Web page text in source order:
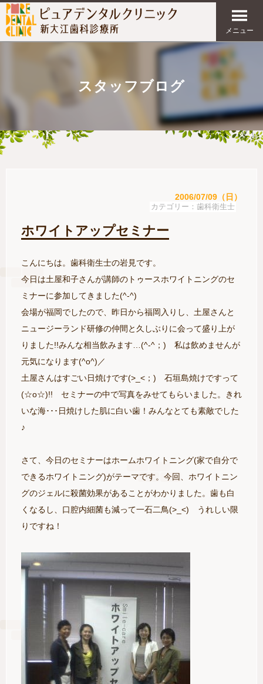
メニュー
スタッフブログ
2006/07/09（日）
歯科衛生士
ホワイトアップセミナー
こんにちは。歯科衛生士の岩見です。
今日は土屋和子さんが講師のトゥースホワイトニングのセ
ミナーに参加してきました(^-^)
会場が福岡でしたので、昨日から福岡入りし、土屋さんと
ニュージーランド研修の仲間と久しぶりに会って盛り上が
りました!!みんな相当飲みます…(^-^；) 私は飲めませんが
元気になります(^o^)／
土屋さんはすごい日焼けです(>_<；) 石垣島焼けですって
(☆o☆)!! セミナーの中で写真をみせてもらいました。きれ
いな海･･･日焼けした肌に白い歯！みんなとても素敵でした
♪
さて、今日のセミナーはホームホワイトニング(家で自分で
できるホワイトニング)がテーマです。今回、ホワイトニン
グのジェルに殺菌効果があることがわかりました。歯も白
くなるし、口腔内細菌も減って一石二鳥(>_<) うれしい限
りですね！